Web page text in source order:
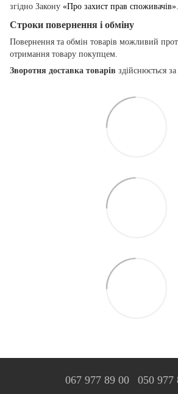
згідно Закону «Про захист прав споживачів»
Строки повернення і обміну
Повернення та обмін товарів можливий
отримання товару покупцем.
Зворотня доставка товарів здійснюється
067 977 89 00 050 977